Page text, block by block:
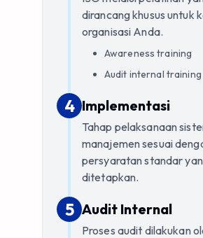
dirancang khusus untuk
organisasi Anda.
Awareness training
Audit internal training
4 4.
Implementasi
Tahap pelaksanaan
manajemen sesuai
persyaratan standar
ditetapkan.
5 5.
Audit Internal
Proses audit dilakukan